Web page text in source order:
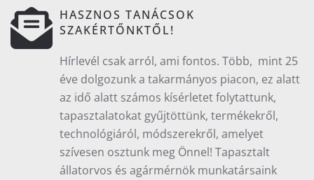
HASZNOS TANÁCSOK
SZAKÉRTŐNKTŐL!
Hírlevél csak arról, ami fontos. Több, mint 25
éve dolgozunk a takarmányos piacon, ez alatt
az idő alatt számos kísérletet folytattunk,
tapasztalatokat gyűjtöttünk, termékekről,
technológiáról, módszerekről, amelyet
szívesen osztunk meg Önnel! Tapasztalt
állatorvos és agármérnök munkatársaink